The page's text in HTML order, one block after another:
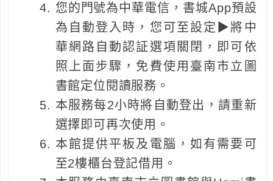
您的門號為中華電信，書城App預設
為自動登入時，您可至設定▶將中
華網路自動認証選項關閉，即可依
照上面步驟，免費使用臺南市立圖
書館定位閱讀服務。
本服務每2小時將自動登出，請重新
選擇即可再次使用。
本館提供平板及電腦，如有需要可
至2樓櫃台登記借用。